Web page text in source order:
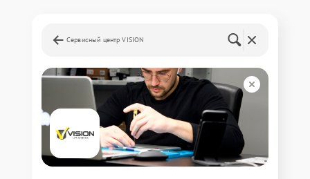
Сервисный центр VISION